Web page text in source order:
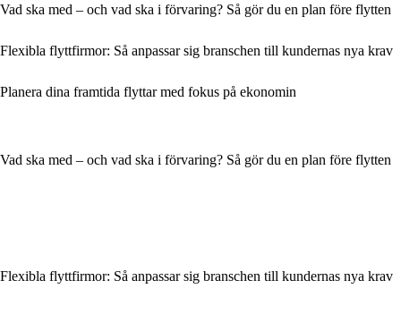
Vad ska med – och vad ska i förvaring? Så gör du en plan före flytten
Flexibla flyttfirmor: Så anpassar sig branschen till kundernas nya krav
Planera dina framtida flyttar med fokus på ekonomin
Vad ska med – och vad ska i förvaring? Så gör du en plan före flytten
Flexibla flyttfirmor: Så anpassar sig branschen till kundernas nya krav